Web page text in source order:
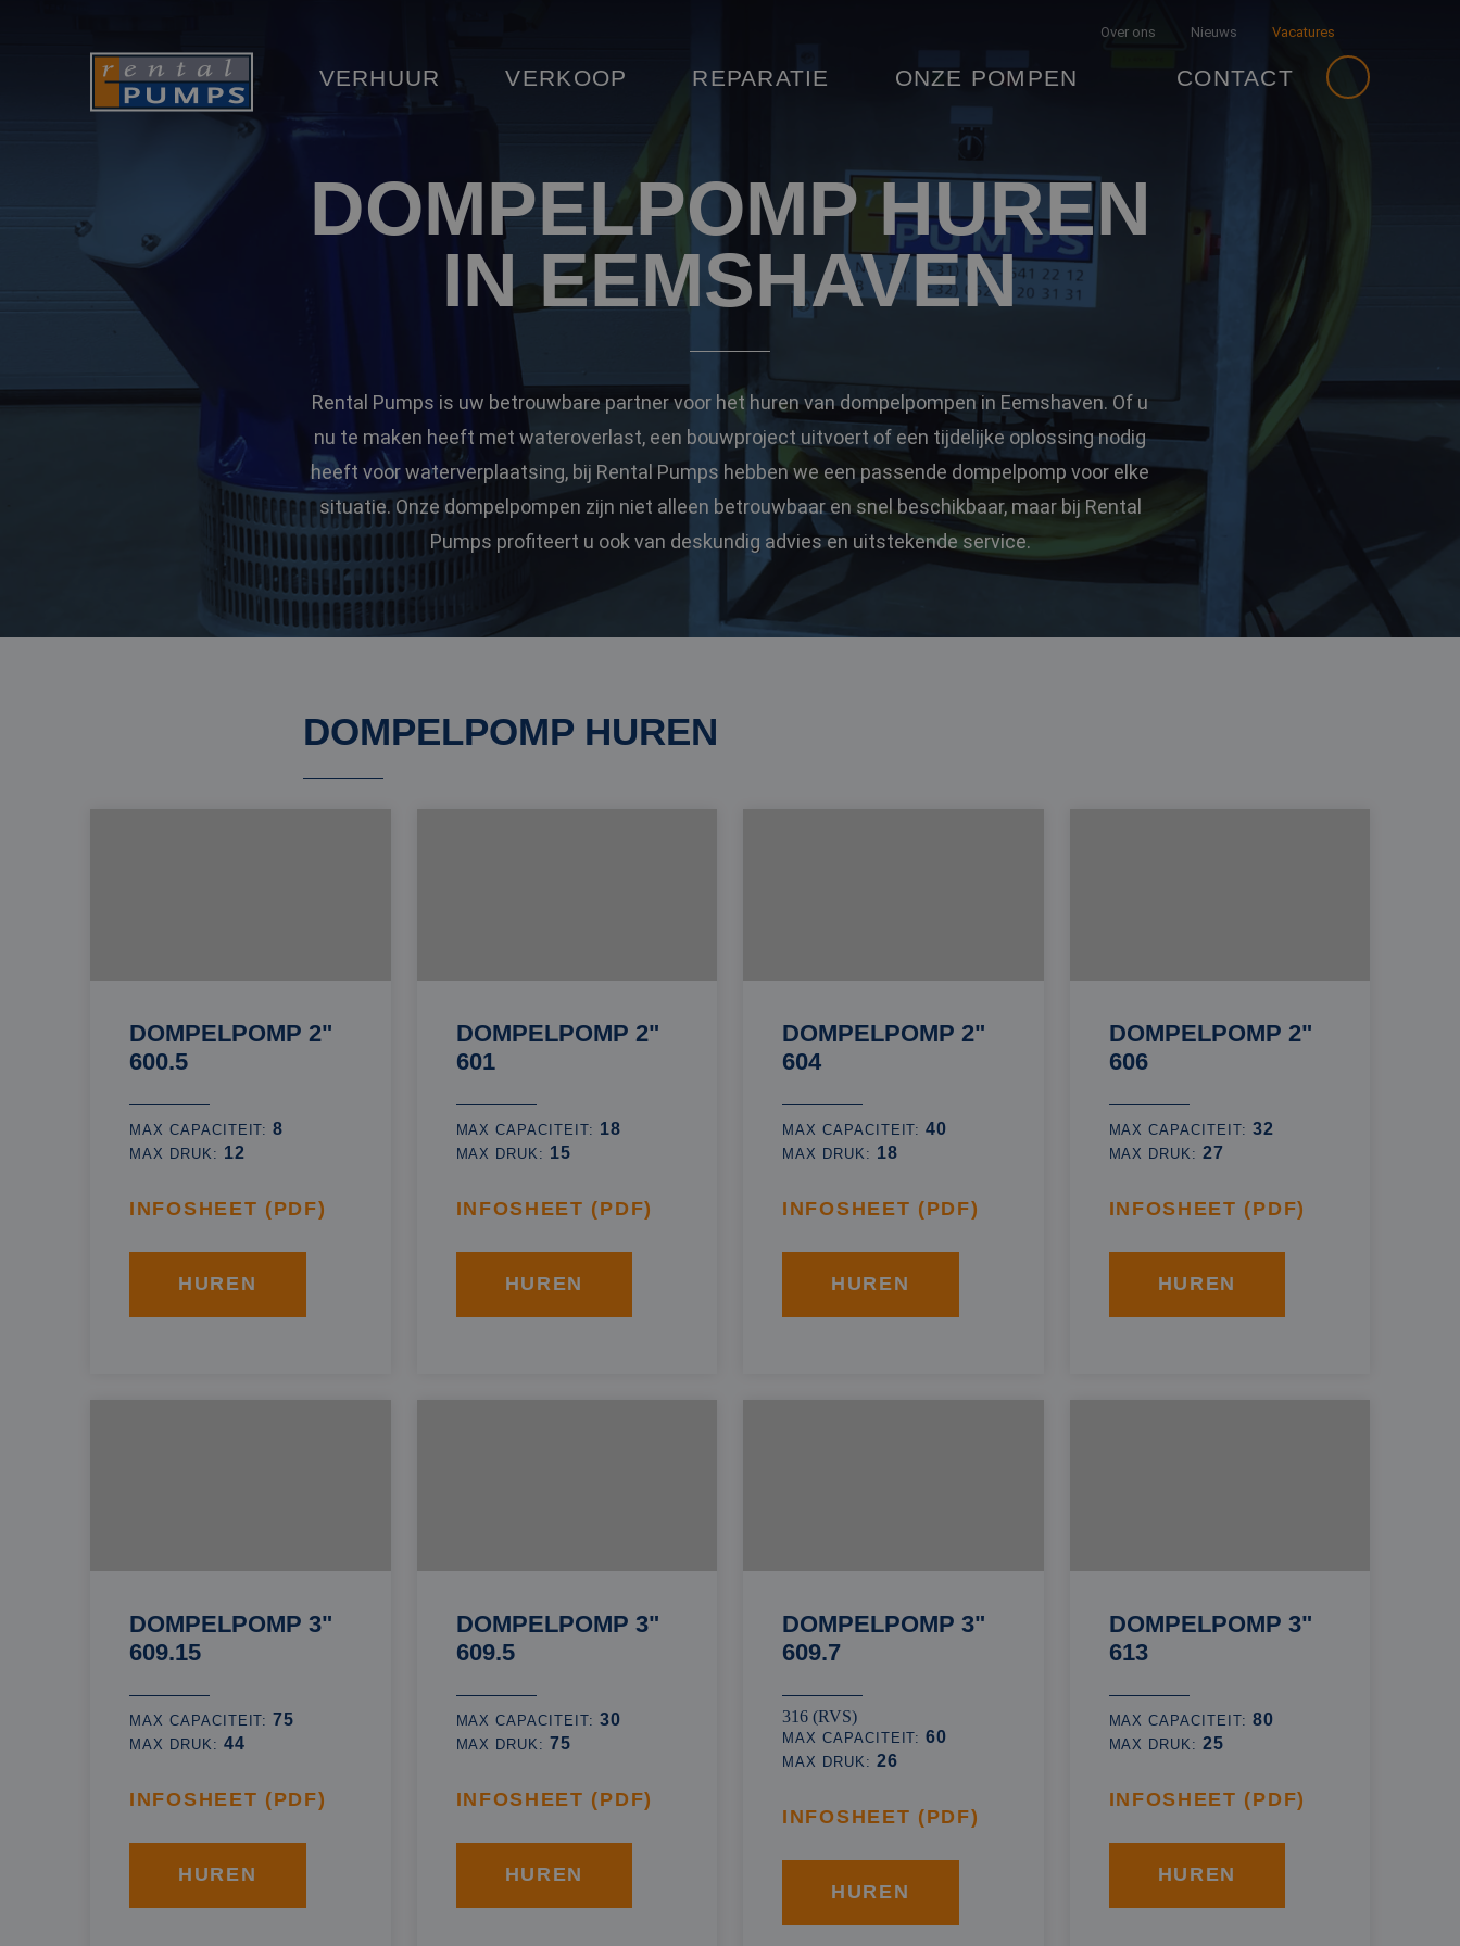
Over ons Nieuws Vacatures
VERHUUR VERKOOP REPARATIE ONZE POMPEN CONTACT
DOMPELPOMP HUREN
IN EEMSHAVEN
Rental Pumps is uw betrouwbare partner voor het huren van dompelpompen in Eemshaven. Of u
nu te maken heeft met wateroverlast, een bouwproject uitvoert of een tijdelijke oplossing nodig
heeft voor waterverplaatsing, bij Rental Pumps hebben we een passende dompelpomp voor elke
situatie. Onze dompelpompen zijn niet alleen betrouwbaar en snel beschikbaar, maar bij Rental
Pumps profiteert u ook van deskundig advies en uitstekende service.
DOMPELPOMP HUREN
DOMPELPOMP 2"
600.5
MAX CAPACITEIT:8
MAX DRUK: 12
INFOSHEET (PDF)
HUREN
DOMPELPOMP 2"
601
MAX CAPACITEIT: 18
MAX DRUK: 15
INFOSHEET (PDF)
HUREN
DOMPELPOMP 2"
604
MAX CAPACITEIT:40
MAX DRUK: 18
INFOSHEET (PDF)
HUREN
DOMPELPOMP 2"
606
MAX CAPACITEIT: 32
MAX DRUK:27
INFOSHEET (PDF)
HUREN
DOMPELPOMP 3"
609.15
MAX CAPACITEIT: 75
MAX DRUK: 44
INFOSHEET (PDF)
HUREN
DOMPELPOMP 3"
609.5
MAX CAPACITEIT: 30
MAX DRUK: 75
INFOSHEET (PDF)
HUREN
DOMPELPOMP 3"
609.7
316 (RVS)
MAX CAPACITEIT:60
MAX DRUK: 26
INFOSHEET (PDF)
HUREN
DOMPELPOMP 3"
613
MAX CAPACITEIT: 80
MAX DRUK:25
INFOSHEET (PDF)
HUREN